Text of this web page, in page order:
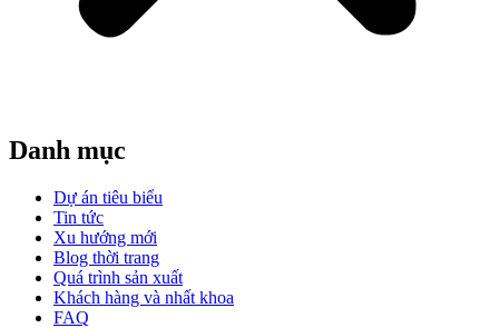
Danh mục
Dự án tiêu biểu
Tin tức
Xu hướng mới
Blog thời trang
Quá trình sản xuất
Khách hàng và nhất khoa
FAQ